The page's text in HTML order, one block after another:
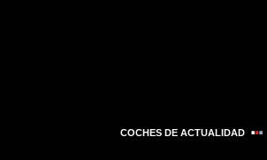
COCHES DE ACTUALIDAD